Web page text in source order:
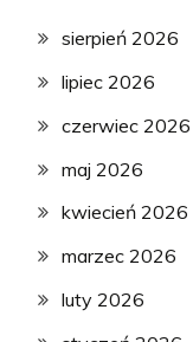
sierpień 2026
lipiec 2026
czerwiec 2026
maj 2026
kwiecień 2026
marzec 2026
luty 2026